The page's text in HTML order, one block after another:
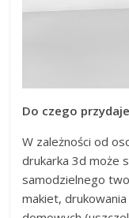
Do czego
W zależności od
drukarka 3d może
samodzielnego
makiet,